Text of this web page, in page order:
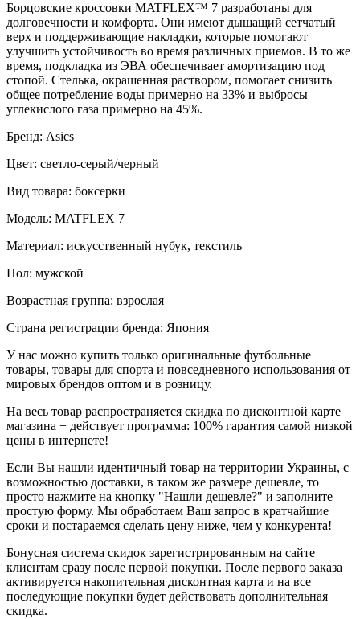
Борцовские кроссовки MATFLEX™ 7 разработаны для
долговечности и комфорта. Они имеют дышащий сетчатый
верх и поддерживающие накладки, которые помогают
улучшить устойчивость во время различных приемов. В то же
время, подкладка из ЭВА обеспечивает амортизацию под
стопой. Стелька, окрашенная раствором, помогает снизить
общее потребление воды примерно на 33% и выбросы
углекислого газа примерно на 45%.
Бренд: Asics
Цвет: светло-серый/черный
Вид товара: боксерки
Модель: MATFLEX 7
Материал: искусственный нубук, текстиль
Пол: мужской
Возрастная группа: взрослая
Страна регистрации бренда: Япония
У нас можно купить только оригинальные футбольные
товары, товары для спорта и повседневного использования от
мировых брендов оптом и в розницу.
На весь товар распространяется скидка по дисконтной карте
магазина + действует программа: 100% гарантия самой низкой
цены в интернете!
Если Вы нашли идентичный товар на территории Украины, с
возможностью доставки, в таком же размере дешевле, то
просто нажмите на кнопку "Нашли дешевле?" и заполните
простую форму. Мы обработаем Ваш запрос в кратчайшие
сроки и постараемся сделать цену ниже, чем у конкурента!
Бонусная система скидок зарегистрированным на сайте
клиентам сразу после первой покупки. После первого заказа
активируется накопительная дисконтная карта и на все
последующие покупки будет действовать дополнительная
скидка.